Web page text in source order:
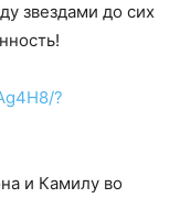
звездами до сих
?
и Камилу во